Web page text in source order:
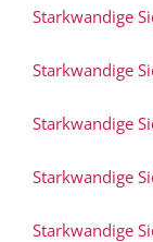
Starkwandige
Starkwandige
Starkwandige
Starkwandige
Starkwandige